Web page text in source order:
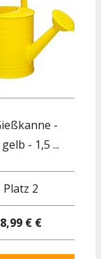
-
- 1,5 ...
Platz 2
8,99 € €